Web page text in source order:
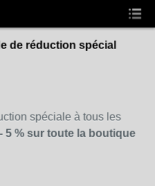
de réduction spécial
spéciale à tous les
- 5 % sur toute la boutique